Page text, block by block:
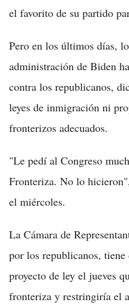
el favorito de su partido
Pero en los últimos días,
administración de Biden
contra los republicanos,
leyes de inmigración ni
fronterizos adecuados.
"Le pedí al Congreso
Fronteriza. No lo
el miércoles.
La Cámara de
por los republicanos,
proyecto de ley el jueves
fronteriza y restringiría el